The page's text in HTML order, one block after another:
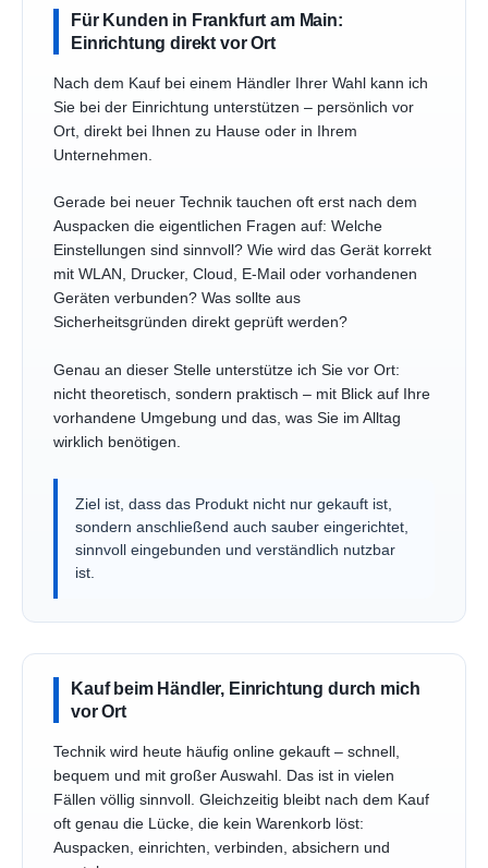
Für Kunden in Frankfurt am Main:
Einrichtung direkt vor Ort
Nach dem Kauf bei einem Händler Ihrer Wahl kann ich
Sie bei der Einrichtung unterstützen – persönlich vor
Ort, direkt bei Ihnen zu Hause oder in Ihrem
Unternehmen.
Gerade bei neuer Technik tauchen oft erst nach dem
Auspacken die eigentlichen Fragen auf: Welche
Einstellungen sind sinnvoll? Wie wird das Gerät korrekt
mit WLAN, Drucker, Cloud, E-Mail oder vorhandenen
Geräten verbunden? Was sollte aus
Sicherheitsgründen direkt geprüft werden?
Genau an dieser Stelle unterstütze ich Sie vor Ort:
nicht theoretisch, sondern praktisch – mit Blick auf Ihre
vorhandene Umgebung und das, was Sie im Alltag
wirklich benötigen.
Ziel ist, dass das Produkt nicht nur gekauft ist,
sondern anschließend auch sauber eingerichtet,
sinnvoll eingebunden und verständlich nutzbar
ist.
Kauf beim Händler, Einrichtung durch mich
vor Ort
Technik wird heute häufig online gekauft – schnell,
bequem und mit großer Auswahl. Das ist in vielen
Fällen völlig sinnvoll. Gleichzeitig bleibt nach dem Kauf
oft genau die Lücke, die kein Warenkorb löst:
Auspacken, einrichten, verbinden, absichern und